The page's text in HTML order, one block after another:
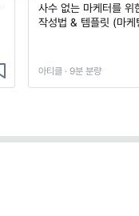
사수 없는 마케터를 위
작성법 & 템플릿 (마
아티클 · 9분 분량